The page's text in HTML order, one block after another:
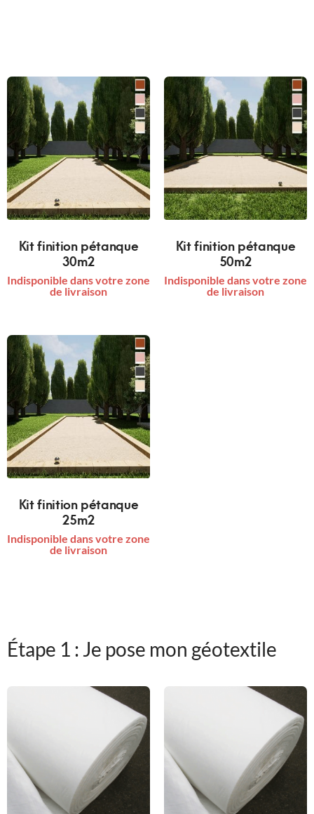
Kit finition pétanque
30m2
Indisponible dans votre zone
de livraison
Kit finition pétanque
50m2
Indisponible dans votre zone
de livraison
Kit finition pétanque
25m2
Indisponible dans votre zone
de livraison
Étape 1 : Je pose mon géotextile